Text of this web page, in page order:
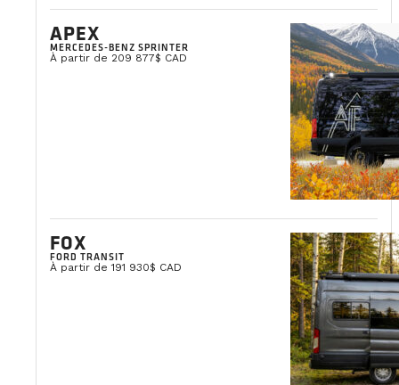
APEX
MERCEDES-BENZ SPRINTER
À partir de 209 877$ CAD
FOX
FORD TRANSIT
À partir de 191 930$ CAD